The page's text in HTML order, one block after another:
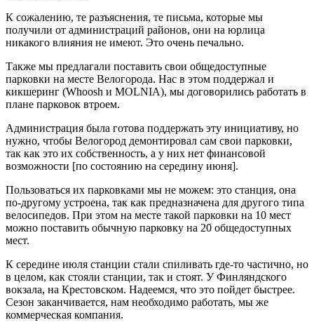
К сожалению, те разъяснения, те письма, которые мы
получили от администраций районов, они на юрлица
никакого влияния не имеют. Это очень печально.
Также мы предлагали поставить свои общедоступные
парковки на месте Велогорода. Нас в этом поддержал и
кикшеринг (Whoosh и MOLNIA), мы договорились работать в
плане парковок втроем.
Администрация была готова поддержать эту инициативу, но
нужно, чтобы Велогород демонтировал сам свои парковки,
так как это их собственность, а у них нет финансовой
возможности [по состоянию на середину июня].
Пользоваться их парковками мы не можем: это станция, она
по-другому устроена, так как предназначена для другого типа
велосипедов. При этом на месте такой парковки на 10 мест
можно поставить обычную парковку на 20 общедоступных
мест.
К середине июля станции стали спиливать где-то частично, но
в целом, как стояли станции, так и стоят. У Финляндского
вокзала, на Крестовском. Надеемся, что это пойдет быстрее.
Сезон заканчивается, нам необходимо работать, мы же
коммерческая компания.